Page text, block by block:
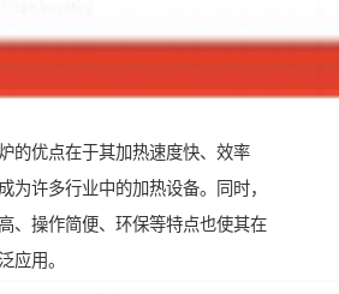
的优点在于其加热速度快、效率
为许多行业中的加热设备。同时，
、操作简便、环保等特点也使其在
应用。